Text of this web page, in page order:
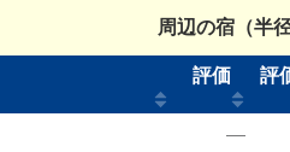
周辺の宿（半
評価 評
―